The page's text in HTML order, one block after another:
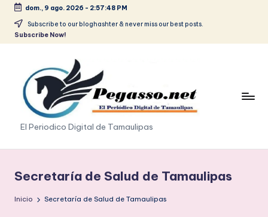
Saltar
dom., 9 ago. 2026 - 2:57:49 PM
Subscribe to our bloghashter & never miss our best posts.
Subscribe Now!
p
e
g
s
El Periodico Digital de Tamaulipas
Secretaría de Salud de Tamaulipas
Inicio Secretaría de Salud de Tamaulipas